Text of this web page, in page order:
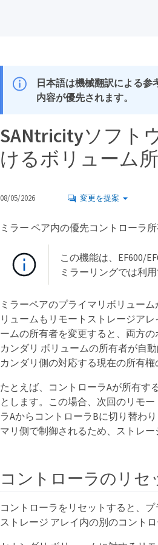
日本語は機械翻訳による
内容が優先されます。
SANtricityソフト
けるボリューム
08/05/2026 変更を提案
ミラー ペア内の優先コントローラ
この機能は、EF600/
ミラーリングでは利用
ミラーペアのプライマリボリュー
リュームもリモートストレージア
ームの所有者を変更すると、両方
カンダリ ボリュームの所有者が自
カンダリ側の対応する現在の所有権
たとえば、コントローラAが所有す
とします。この場合、次回のリモ
ラAからコントローラBに切り替わ
マリ側で制御されるため、ストレ
コントローラのリセ
コントローラをリセットすると、
ストレージ アレイ内の別のコントロ